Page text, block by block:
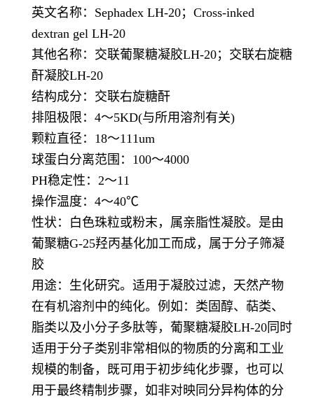
英文名称： Sephadex LH-20； Cross-inked
dextran gel LH-20
其他名称：交联葡聚糖凝胶LH-20；交联右旋糖
酐凝胶LH-20
结构成分：交联右旋糖酐
排阻极限： 4～5KD(与所用溶剂有关)
颗粒直径： 18～111um
球蛋白分离范围： 100～4000
PH稳定性： 2～11
操作温度： 4～40℃
性状：白色珠粒或粉末，属亲脂性凝胶。是由
葡聚糖G-25羟丙基化加工而成，属于分子筛凝
胶
用途：生化研究。适用于凝胶过滤，天然产物
在有机溶剂中的纯化。例如：类固醇、萜类、
脂类以及小分子多肽等，葡聚糖凝胶LH-20同时
适用于分子类别非常相似的物质的分离和工业
规模的制备，既可用于初步纯化步骤，也可以
用于最终精制步骤，如非对映同分异构体的分